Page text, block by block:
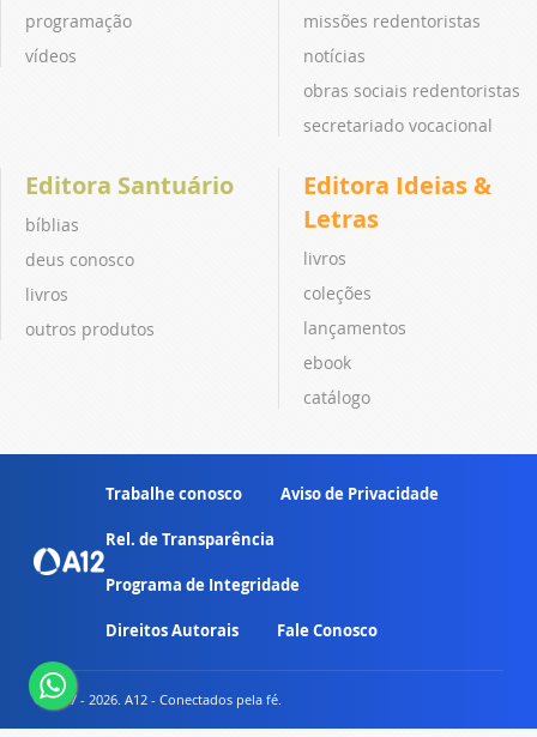
programação
vídeos
missões redentoristas
notícias
obras sociais redentoristas
secretariado vocacional
Editora Santuário
bíblias
deus conosco
livros
outros produtos
Editora Ideias &
Letras
livros
coleções
lançamentos
ebook
catálogo
Trabalhe conosco Aviso de Privacidade
Rel. de Transparência
Programa de Integridade
Direitos Autorais Fale Conosco
© 2007 - 2026. A12 - Conectados pela fé.